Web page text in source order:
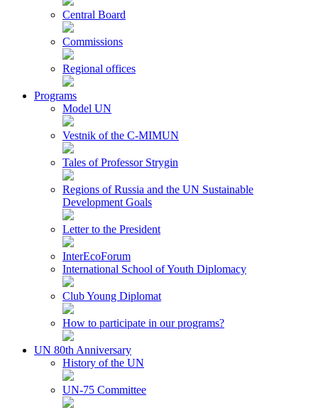
Central Board
Commissions
Regional offices
Programs
Model UN
Vestnik of the C-MIMUN
Tales of Professor Strygin
Regions of Russia and the UN Sustainable
Development Goals
Letter to the President
InterEcoForum
International School of Youth Diplomacy
Club Young Diplomat
How to participate in our programs?
UN 80th Anniversary
History of the UN
UN-75 Committee